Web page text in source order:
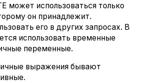
может использоваться только
он принадлежит.
его в других запросах. В
использовать временные
переменные.
выражения бывают